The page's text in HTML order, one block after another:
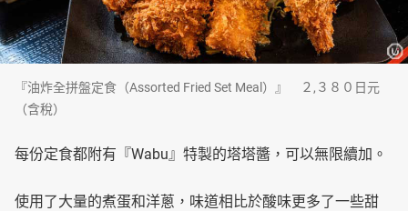
『油炸全拼盤定食（Assorted Fried Set Meal）』 ２,３８０日元
（含稅）
每份定食都附有『Wabu』特製的塔塔醬，可以無限續加。
使用了大量的煮蛋和洋蔥，味道相比於酸味更多了一些甜